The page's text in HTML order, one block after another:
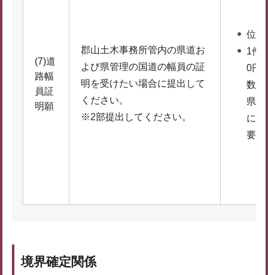
(7)道
路幅
員証
明願
郡山土木事務所管内の県道お
よび県管理の国道の幅員の証
明を受けたい場合に提出して
ください。
※2部提出してください。
位置
1件
0円
数料
県収
にて
要で
境界確定関係